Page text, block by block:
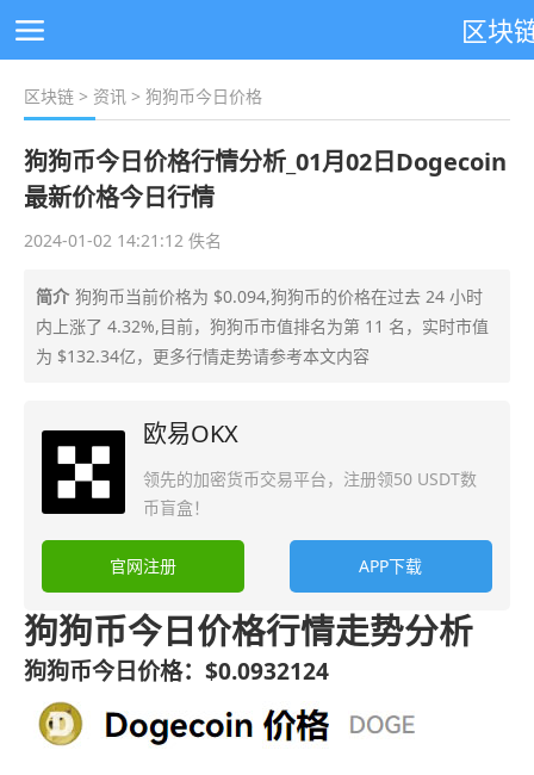
区块
区块链 > 资讯 > 狗狗币今日价格
狗狗币今日价格行情分析_01月02日Dogecoin
最新价格今日行情
2024-01-02 14:21:12 佚名
简介 狗狗币当前价格为 $0.094,狗狗币的价格在过去 24 小时
内上涨了 4.32%,目前，狗狗币市值排名为第 11 名，实时市值
为 $132.34亿，更多行情走势请参考本文内容
欧易OKX
领先的加密货币交易平台，注册领50 USDT数
币盲盒！
官网注册 APP下载
狗狗币今日价格行情走势分析
狗狗币今日价格：$0.0932124